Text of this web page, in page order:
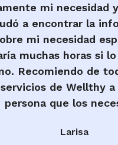
mi necesidad
a encontrar la
mi necesidad
muchas horas si
Recomiendo de
de Wellthy
persona que los
Larisa